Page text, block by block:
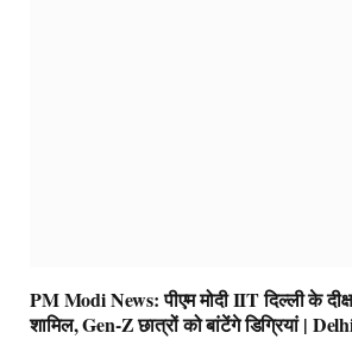
PM Modi News: पीएम मोदी IIT दिल्ली के
शामिल, Gen-Z छात्रों को बांटेंगे डिग्रियां |